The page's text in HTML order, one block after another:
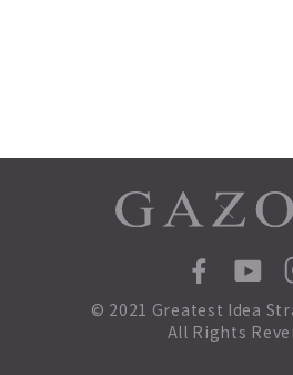
© 2021 Greatest Idea
All Rights